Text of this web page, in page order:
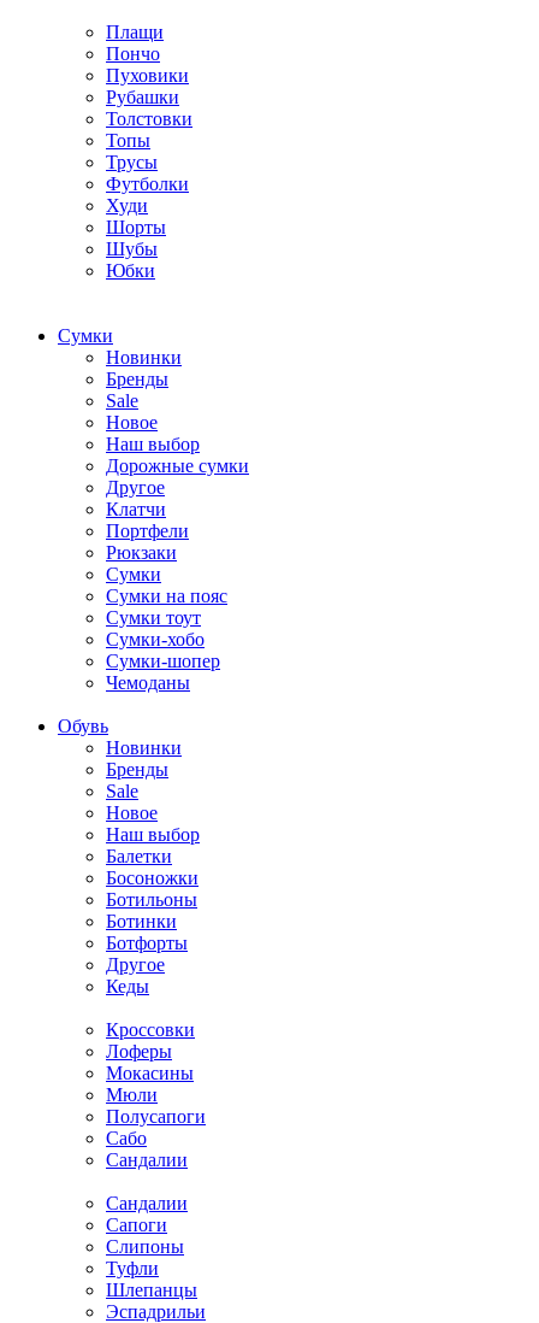
Плащи
Пончо
Пуховики
Рубашки
Толстовки
Топы
Трусы
Футболки
Худи
Шорты
Шубы
Юбки
Cумки
Новинки
Бренды
Sale
Новое
Наш выбор
Дорожные сумки
Другое
Клатчи
Портфели
Рюкзаки
Сумки
Сумки на пояс
Сумки тоут
Сумки-хобо
Сумки-шопер
Чемоданы
Обувь
Новинки
Бренды
Sale
Новое
Наш выбор
Балетки
Босоножки
Ботильоны
Ботинки
Ботфорты
Другое
Кеды
Кроссовки
Лоферы
Мокасины
Мюли
Полусапоги
Сабо
Сандалии
Сандалии
Сапоги
Слипоны
Туфли
Шлепанцы
Эспадрильи